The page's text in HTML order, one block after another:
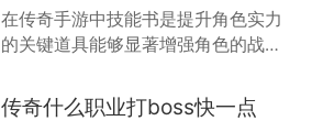
在传奇手游中技能书是提升角色实力
的关键道具能够显著增强角色的战斗
能书主要通过击败怪物获得不同等级
的怪物掉落技能书的品质和类型有所
传奇什么职业打boss快一点